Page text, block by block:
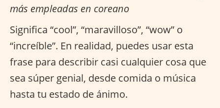
más empleadas en coreano
Significa “cool”, “maravilloso”, “wow” o
“increíble”. En realidad, puedes usar esta
frase para describir casi cualquier cosa que
sea súper genial, desde comida o música
hasta tu estado de ánimo.